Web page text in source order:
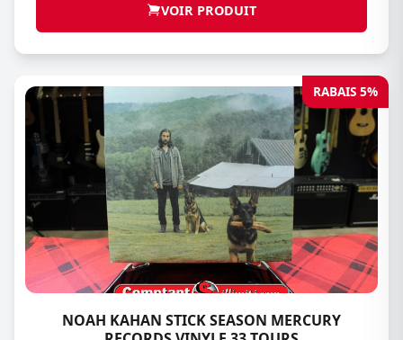
VOIR PRODUIT
RABAIS 5%
NOAH KAHAN STICK SEASON MERCURY